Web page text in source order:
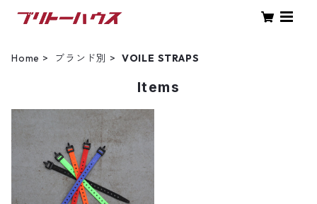
Home ブランド別 VOILE STRAPS
Items